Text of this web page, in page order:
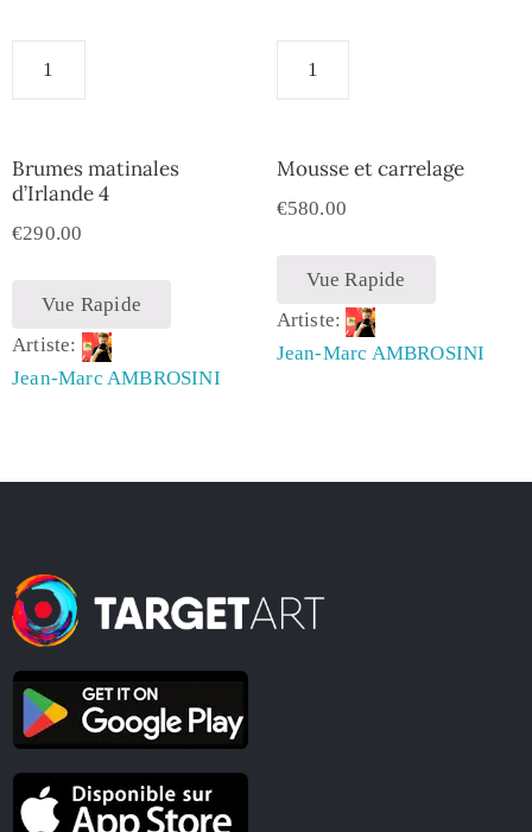
Brumes matinales
d’Irlande 4
€290.00
Vue Rapide
Artiste:
Jean-Marc AMBROSINI
Mousse et carrelage
€580.00
Vue Rapide
Artiste:
Jean-Marc AMBROSINI